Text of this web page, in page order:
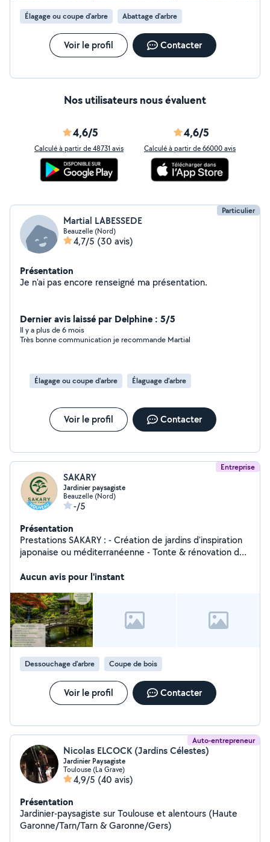
Élagage ou coupe d'arbre Abattage d'arbre
Voir le profil Contacter
Nos utilisateurs nous évaluent
4,6/5
Calculé à partir de 48731 avis
4,6/5
Calculé à partir de 66000 avis
Particulier
Martial LABESSEDE
Beauzelle (Nord)
4,7/5 (30 avis)
Présentation
Je n'ai pas encore renseigné ma présentation.
Dernier avis laissé par Delphine : 5/5
Il y a plus de 6 mois
Très bonne communication je recommande Martial
Élagage ou coupe d'arbre Élaguage d'arbre
Voir le profil Contacter
Entreprise
SAKARY
Jardinier paysagiste
Beauzelle (Nord)
-/5
Présentation
Prestations SAKARY : - Création de jardins d'inspiration
japonaise ou méditerranéenne - Tonte & rénovation de
avec robot RC - Taille & rabattage de haies - Elagage,
- Nettoyage haute pression - Home staging extérieur -
Evacuation de déchets verts -50% en crédit d'impôt
avec avance immédiate, si les travaux sont éligibles aux
services à la personne (dans la limite de 5000 euros /
an) Matériel 100% électrique (*), moins bruyant & non
polluant. (*) : hors broyeur de végétaux & matériels de
location.
Aucun avis pour l'instant
Dessouchage d'arbre Coupe de bois
Voir le profil Contacter
Auto-entrepreneur
Nicolas ELCOCK (Jardins Célestes)
Jardinier Paysagiste
Toulouse (La Grave)
4,9/5 (40 avis)
Présentation
Jardinier-paysagiste sur Toulouse et alentours (Haute
Garonne/Tarn/Tarn & Garonne/Gers)